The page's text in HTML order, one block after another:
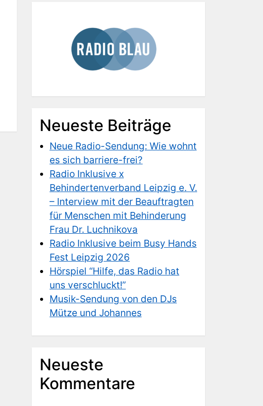
Neueste Beiträge
Neue Radio-Sendung: Wie wohnt
es sich barriere-frei?
Radio Inklusive x
Behindertenverband Leipzig e. V.
– Interview mit der Beauftragten
für Menschen mit Behinderung
Frau Dr. Luchnikova
Radio Inklusive beim Busy Hands
Fest Leipzig 2026
Hörspiel “Hilfe, das Radio hat
uns verschluckt!”
Musik-Sendung von den DJs
Mütze und Johannes
Neueste
Kommentare